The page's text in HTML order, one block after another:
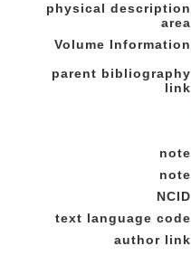
physical description
area
Volume Information
parent bibliography
link
note
note
NCID
text language code
author link